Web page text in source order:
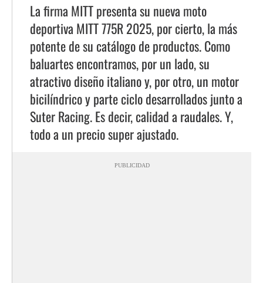
La firma MITT presenta su nueva moto
deportiva MITT 775R 2025, por cierto, la más
potente de su catálogo de productos. Como
baluartes encontramos, por un lado, su
atractivo diseño italiano y, por otro, un motor
bicilíndrico y parte ciclo desarrollados junto a
Suter Racing. Es decir, calidad a raudales. Y,
todo a un precio super ajustado.
PUBLICIDAD